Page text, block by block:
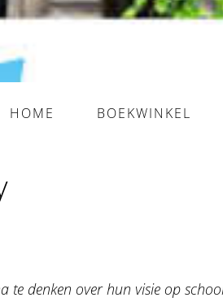
HOME BOEKWINKEL
te denken over hun visie op